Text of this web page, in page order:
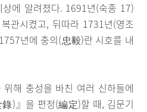
에 알려졌다. 1691년(숙종 17)
관시켰고, 뒤따라 1731년(영조
년에 충의(忠毅)란 시호를 내
해 충성을 바친 여러 신하들에
)』을 편정(編定)할 때, 김문기